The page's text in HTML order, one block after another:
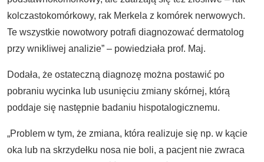
kolczastokomórkowy, rak Merkela z komórek nerwowych.
Te wszystkie nowotwory potrafi diagnozować dermatolog
przy wnikliwej analizie” – powiedziała prof. Maj.
Dodała, że ostateczną diagnozę można postawić po
pobraniu wycinka lub usunięciu zmiany skórnej, którą
poddaje się następnie badaniu hispotalogicznemu.
„Problem w tym, że zmiana, która realizuje się np. w kącie
oka lub na skrzydełku nosa nie boli, a pacjent nie zwraca